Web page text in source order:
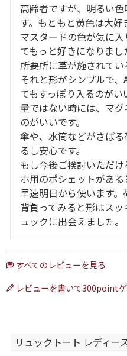
高齢者ですが、明るい
す。もともと黄色は大好
マスタードの色が気に
てもっと好きになりま
所要所に革が施されてい
それと形がシンプルで
てもすっぽり入るのが
量ではない時には、マ
のがいいです。
傘や、水筒などがさば
るし安心です。
もし今後ご検討いただ
ホ用のポシェットがある
早速明日から使います
背負ってみると形はス
すべてのレビューを見る
レビューを書いて300point
リュックトート レディー